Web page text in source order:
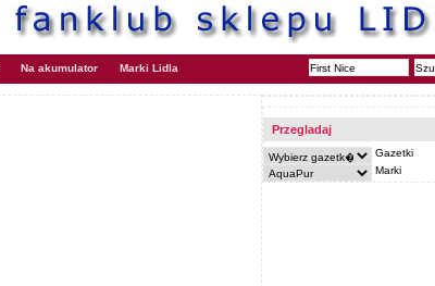
Na akumulator Marki Lidla
Przegladaj
Gazetki
Marki